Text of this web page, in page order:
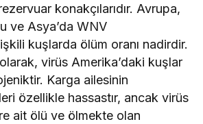
konakçılarıdır. Avrupa,
ve Asya’da WNV
kuşlarda ölüm oranı nadirdir.
virüs Amerika’daki kuşlar
Karga ailesinin
özellikle hassastır, ancak virüs
ait ölü ve ölmekte olan